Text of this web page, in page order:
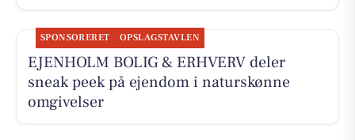
SPONSORERET OPSLAGSTAVLEN
EJENHOLM BOLIG & ERHVERV deler
sneak peek på ejendom i naturskønne
omgivelser